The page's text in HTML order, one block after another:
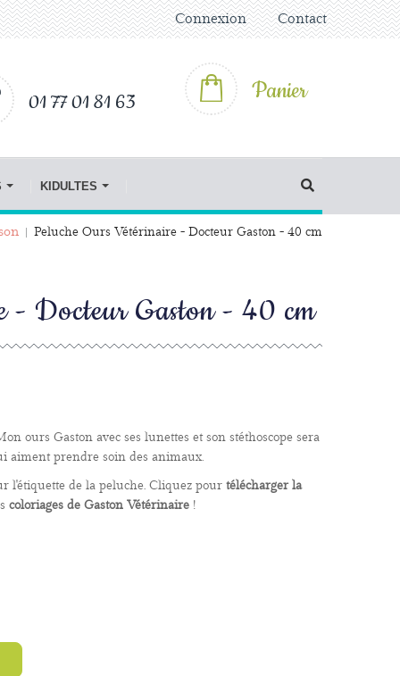
Connexion Contact
01 77 01 81 63 Panier
KIDULTES
Peluche Ours Vétérinaire - Docteur Gaston - 40 cm
- Docteur Gaston - 40 cm
ours Gaston avec ses lunettes et son stéthoscope sera
aiment prendre soin des animaux.
l'étiquette de la peluche. Cliquez pour télécharger la
coloriages de Gaston Vétérinaire !